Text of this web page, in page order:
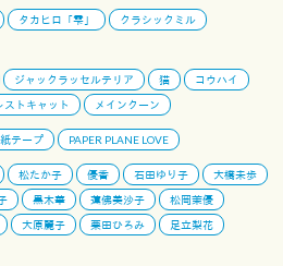
タカヒロ「雫」
クラシックミル
ジャックラッセルテリア 猫
コウハイ
ストキャット メインクーン
紙テープ PAPER PLANE LOVE
松たか子 優香 石田ゆり子
大橋未歩
黒木華 蓮佛美沙子
松岡茉優
大原麗子 栗田ひろみ
足立梨花